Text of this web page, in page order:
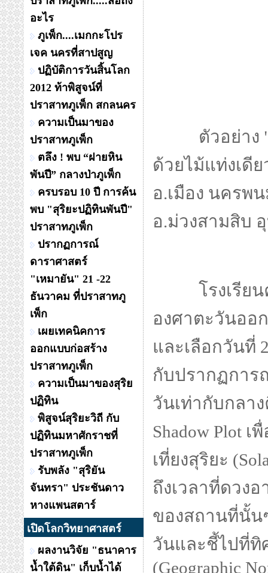
อะไร
ภูเพ็ก....เมกกะโปร
เจค นครที่สาปสูญ
ปฏิบัติการวันสิ้นโลก
2012 ท้าพิสูจน์ที่
ปราสาทภูเพ็ก สกลนคร
ความเป็นมาของ
ปราสาทภูเพ็ก
ตลึง ! พบ “ฝายหิน
พันปี” กลางป่าภูเพ็ก
ครบรอบ 10 ปี การค้น
พบ "สุริยะปฏิทินพันปี"
ปราสาทภูเพ็ก
ปรากฏการณ์
ดาราศาสตร์
"เหมายัน" 21 -22
ธันวาคม ที่ปราสาทภู
เพ็ก
เผยเทคนิคการ
ออกแบบก่อสร้าง
ปราสาทภูเพ็ก
ความเป็นมาของสุริย
ปฏิทิน
พิสูจน์สุริยะวิถี กับ
ปฏิทินมหาศักราชที่
ปราสาทภูเพ็ก
รับพลัง "สุริยัน
จันทรา" ประชันดาว
หางแพนสตาร์
เปิดโลกวิทยาศาสตร์
ผลงานวิจัย "ธนาคาร
น้ำใต้ดิน" เก็บน้ำได้
ตัวอย่าง "ป
ด้วยไม้แท่งเดี
อ.เมือง นครพ
อ.ม่วงสามสิบ
โรงเรีย
องศาตะวันออ
และเลือกวันที่
กับปรากฏการ
วันเท่ากับกลา
Shadow Plot
เที่ยงสุริยะ
ถึงเวลาที่ดวง
ของสถานที่นั้น
วันและชี้ไปที่ทิ
(Geographic